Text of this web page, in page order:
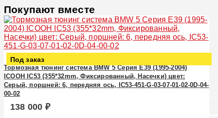
Покупают вместе
Под заказ
Тормозная тюнинг система BMW 5 Серия E39 (1995-2004)
ICOOH IC53 (355*32mm, Фиксированный, Насечки) цвет:
Серый, поршней: 6, передняя ось, IC53-451-G-03-07-01-02-0D-04-
00-02
138 000 ₽